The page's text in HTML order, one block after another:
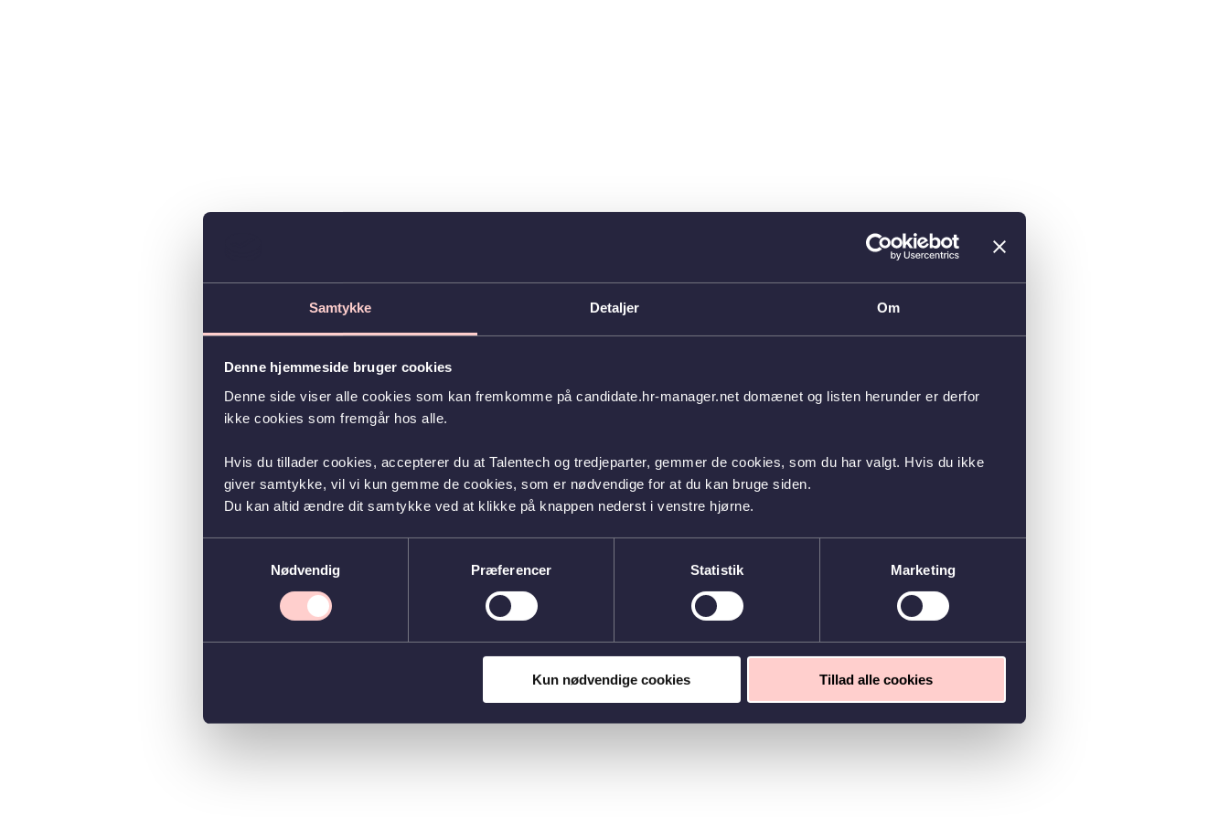
Samtykke Detaljer Om
Denne hjemmeside bruger cookies
Denne side viser alle cookies som kan fremkomme på candidate.hr-manager.net domænet og listen herunder er derfor
ikke cookies som fremgår hos alle.
Hvis du tillader cookies, accepterer du at Talentech og tredjeparter, gemmer de cookies, som du har valgt. Hvis du ikke
giver samtykke, vil vi kun gemme de cookies, som er nødvendige for at du kan bruge siden.
Du kan altid ændre dit samtykke ved at klikke på knappen nederst i venstre hjørne.
Nødvendig
Præferencer Statistik Marketing
Kun nødvendige cookies Tillad alle cookies